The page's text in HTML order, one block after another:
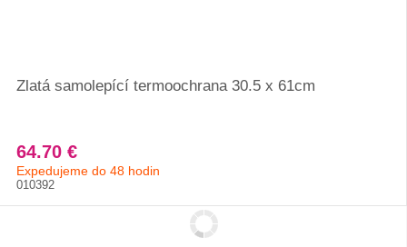
Zlatá samolepící termoochrana 30.5 x 61cm
64.70 €
Expedujeme do 48 hodin
010392